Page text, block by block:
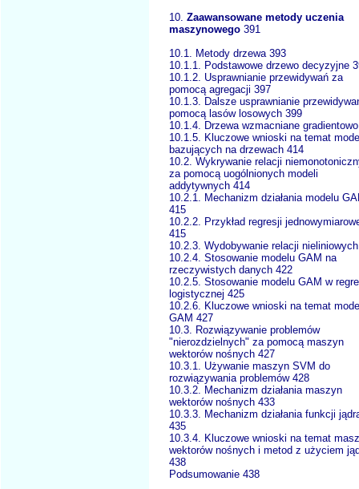
10. Zaawansowane metody uczenia
maszynowego 391
10.1. Metody drzewa 393
10.1.1. Podstawowe drzewo decyzyjne
10.1.2. Usprawnianie przewidywań za
pomocą agregacji 397
10.1.3. Dalsze usprawnianie
pomocą lasów losowych 399
10.1.4. Drzewa wzmacniane
10.1.5. Kluczowe wnioski na temat
bazujących na drzewach 414
10.2. Wykrywanie relacji
za pomocą uogólnionych modeli
addytywnych 414
10.2.1. Mechanizm działania modelu
415
10.2.2. Przykład regresji
415
10.2.3. Wydobywanie relacji
10.2.4. Stosowanie modelu GAM na
rzeczywistych danych 422
10.2.5. Stosowanie modelu GAM w
logistycznej 425
10.2.6. Kluczowe wnioski na temat
GAM 427
10.3. Rozwiązywanie problemów
"nierozdzielnych" za pomocą maszyn
wektorów nośnych 427
10.3.1. Używanie maszyn SVM do
rozwiązywania problemów 428
10.3.2. Mechanizm działania maszyn
wektorów nośnych 433
10.3.3. Mechanizm działania funkcji
435
10.3.4. Kluczowe wnioski na temat
wektorów nośnych i metod z użyciem
438
Podsumowanie 438